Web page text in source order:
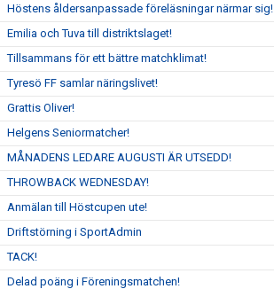
Höstens åldersanpassade föreläsningar närmar sig!
Emilia och Tuva till distriktslaget!
Tillsammans för ett bättre matchklimat!
Tyresö FF samlar näringslivet!
Grattis Oliver!
Helgens Seniormatcher!
MÅNADENS LEDARE AUGUSTI ÄR UTSEDD!
THROWBACK WEDNESDAY!
Anmälan till Höstcupen ute!
Driftstörning i SportAdmin
TACK!
Delad poäng i Föreningsmatchen!